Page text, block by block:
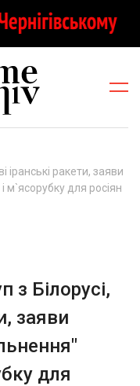
іранські ракети, заяви
м`ясорубку для росіян
з Білорусі,
заяви
для